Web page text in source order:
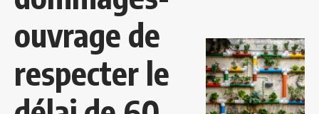
ouvrage de
respecter le